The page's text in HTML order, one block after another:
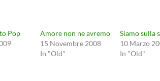
Pop
Amore non ne avremo
15 Novembre 2008
In "Old"
Siamo sulla
10 Marzo
In "Old"